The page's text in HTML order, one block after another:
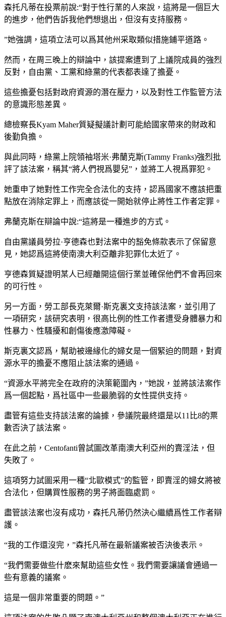
森托凡蒂在投票前說:“對于性行業的人來說，這將是一個巨大
的進步，他們告訴我他們想退出，但沒有支持服務。
”她強調，這項立法可以爲其他州采取類似措施鋪平道路。
然而，在周三晚上的辯論中，該提案遭到了上議院成員的強烈
反對，自由黨、工黨和綠黨的代表都表達了擔憂。
這些擔憂包括對政府資源的潛在壓力，以及對性工作監管方法
的意識形態差異。
總檢察長Kyam Maher質疑擬議計劃可能給國家帶來的財政和
後勤負擔。
與此同時，綠黨上院領袖塔米·弗蘭克斯(Tammy Franks)強烈批
評了該法案，稱其“將人們視爲嬰兒”，並將工人視爲罪犯。
她重申了她對性工作完全合法化的支持，認爲國家不應該把重
點放在消除定罪上，而應該從一開始就停止將性工作者定罪。
弗蘭克斯在辯論中說:“這將是一種進步的方式。
自由黨議員勞拉·亨德森也對法案中的豁免條款表示了保留意
見，她認爲這將使南澳大利亞離非犯罪化太近了。
亨德森質疑證明某人已經離開這個行業並確保他們不會再回來
的可行性。
另一方面，勞工部長克萊爾·斯克裏文支持該法案，並引用了
一項研究，該研究表明，很高比例的性工作者遭受身體暴力和
性暴力、性騷擾和創傷後應激障礙。
斯克裏文認爲，幫助被邊緣化的婦女是一個緊迫的問題，對資
源水平的擔憂不應阻止該法案的通過。
“資源水平將完全在政府的決策範圍內，”她說，並將該法案作
爲一個起點，爲社區中一些最脆弱的女性提供支持。
盡管有這些支持該法案的論據，參議院最終還是以11比8的票
數否決了該法案。
在此之前，Centofanti曾試圖改革南澳大利亞州的賣淫法，但
失敗了。
這項努力試圖采用一種“北歐模式”的監管，即賣淫的婦女將被
合法化，但購買性服務的男子將面臨處罰。
盡管該法案也沒有成功，森托凡蒂仍然決心繼續爲性工作者辯
護。
“我的工作還沒完，”森托凡蒂在最新議案被否決後表示。
“我們需要做些什麽來幫助這些女性。我們需要讓議會通過一
些有意義的議案。
這是一個非常重要的問題。”